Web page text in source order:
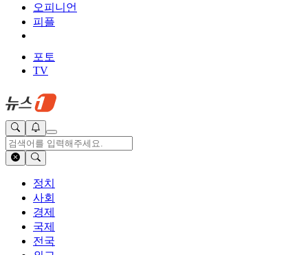
오피니언
피플
포토
TV
정치
사회
경제
국제
전국